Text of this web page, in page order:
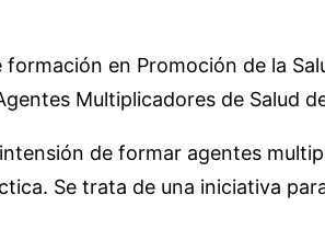
en Promoción de la
Multiplicadores de Salud
de formar agentes
Se trata de una iniciativa